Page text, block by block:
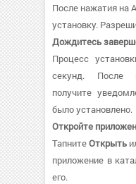
После нажатия на
установку.
Дождитесь
Процесс
секунд. После
получите
было установлено.
Откройте
ТапнитеОткрыть
приложение в
его.